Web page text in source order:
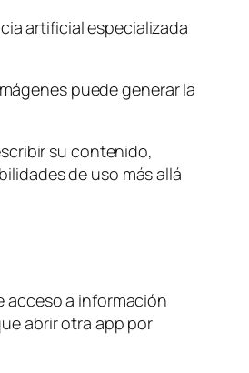
artificial especializada
puede generar la
su contenido,
de uso más allá
acceso a información
abrir otra app por